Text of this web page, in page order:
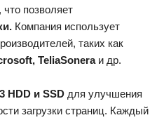
что позволяет
Компания использует
таких как
TeliaSonera и др.
HDD и SSD для улучшения
загрузки страниц. Каждый